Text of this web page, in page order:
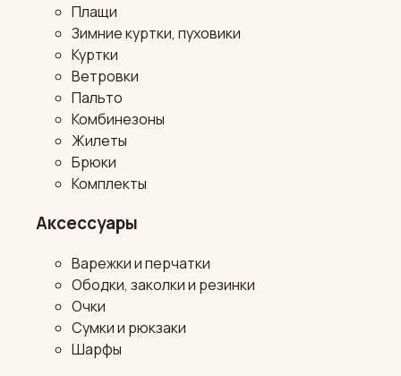
Плащи
Зимние куртки, пуховики
Куртки
Ветровки
Пальто
Комбинезоны
Жилеты
Брюки
Комплекты
Аксессуары
Варежки и перчатки
Ободки, заколки и резинки
Очки
Сумки и рюкзаки
Шарфы